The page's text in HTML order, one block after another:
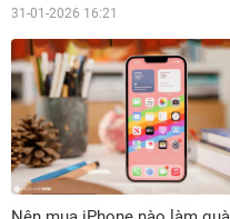
31-01-2026 16:21